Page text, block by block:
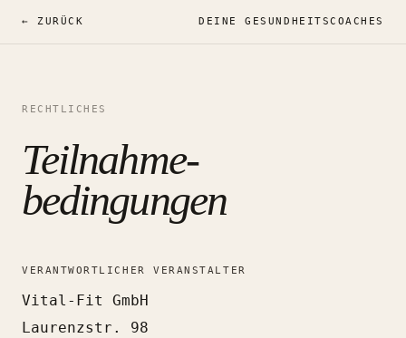
← ZURÜCK DEINE GESUNDHEITSCOACHES
RECHTLICHES
Teilnahme­
bedingungen
VERANTWORTLICHER VERANSTALTER
Vital-Fit GmbH
Laurenzstr. 98